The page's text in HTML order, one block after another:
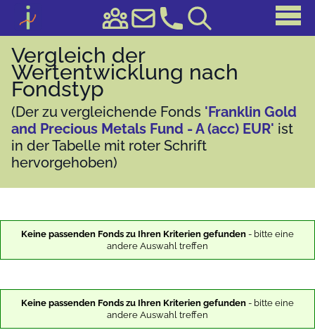
Vergleich der
Wertentwicklung nach
Fondstyp
(Der zu vergleichende Fonds 'Franklin Gold
and Precious Metals Fund - A (acc) EUR' ist
in der Tabelle mit roter Schrift
hervorgehoben)
Keine passenden Fonds zu Ihren Kriterien gefunden- bitte eine
andere Auswahl treffen
Keine passenden Fonds zu Ihren Kriterien gefunden- bitte eine
andere Auswahl treffen